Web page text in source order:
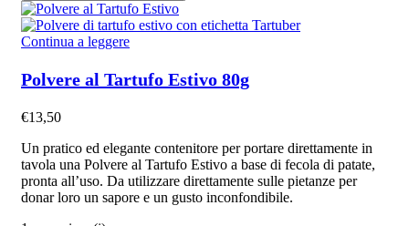
Continua a leggere
Polvere al Tartufo Estivo 80g
€13,50
Un pratico ed elegante contenitore per portare direttamente in
tavola una Polvere al Tartufo Estivo a base di fecola di patate,
pronta all’uso. Da utilizzare direttamente sulle pietanze per
donar loro un sapore e un gusto inconfondibile.